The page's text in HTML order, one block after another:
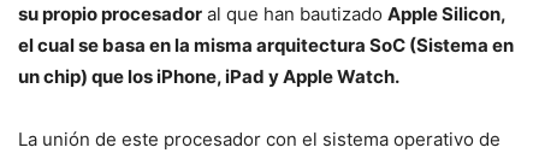
su propio procesador al que han bautizado Apple Silicon,
el cual se basa en la misma arquitectura SoC (Sistema en
un chip) que los iPhone, iPad y Apple Watch.
La unión de este procesador con el sistema operativo de